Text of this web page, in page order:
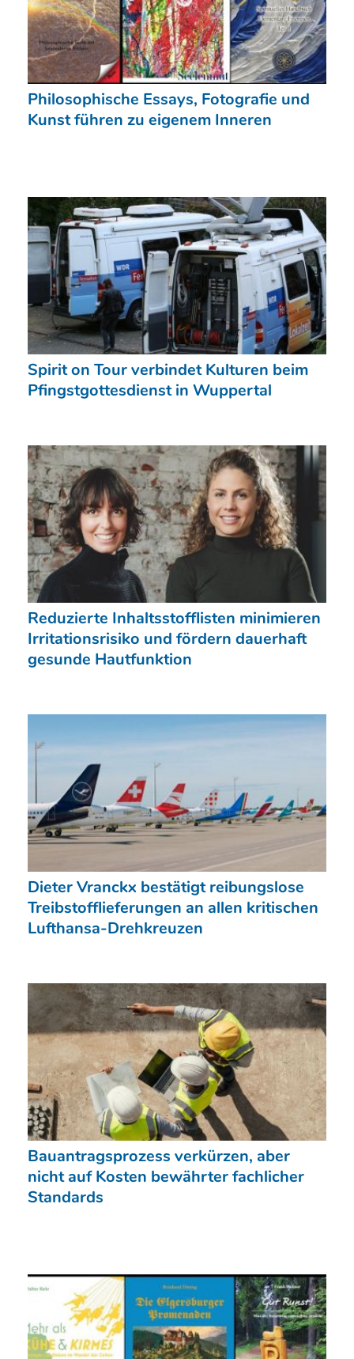
Philosophische Essays, Fotografie und
Kunst führen zu eigenem Inneren
Spirit on Tour verbindet Kulturen beim
Pfingstgottesdienst in Wuppertal
Reduzierte Inhaltsstofflisten minimieren
Irritationsrisiko und fördern dauerhaft
gesunde Hautfunktion
Dieter Vranckx bestätigt reibungslose
Treibstofflieferungen an allen kritischen
Lufthansa-Drehkreuzen
Bauantragsprozess verkürzen, aber
nicht auf Kosten bewährter fachlicher
Standards